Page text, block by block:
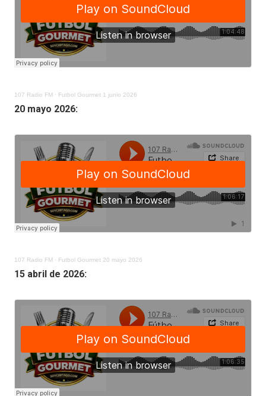
107 Radio FM · Futbol Gourmet 1 junio 2026
20 mayo 2026:
107 Radio FM · Futbol Gourmet 20 mayo 2026
15 abril de 2026: